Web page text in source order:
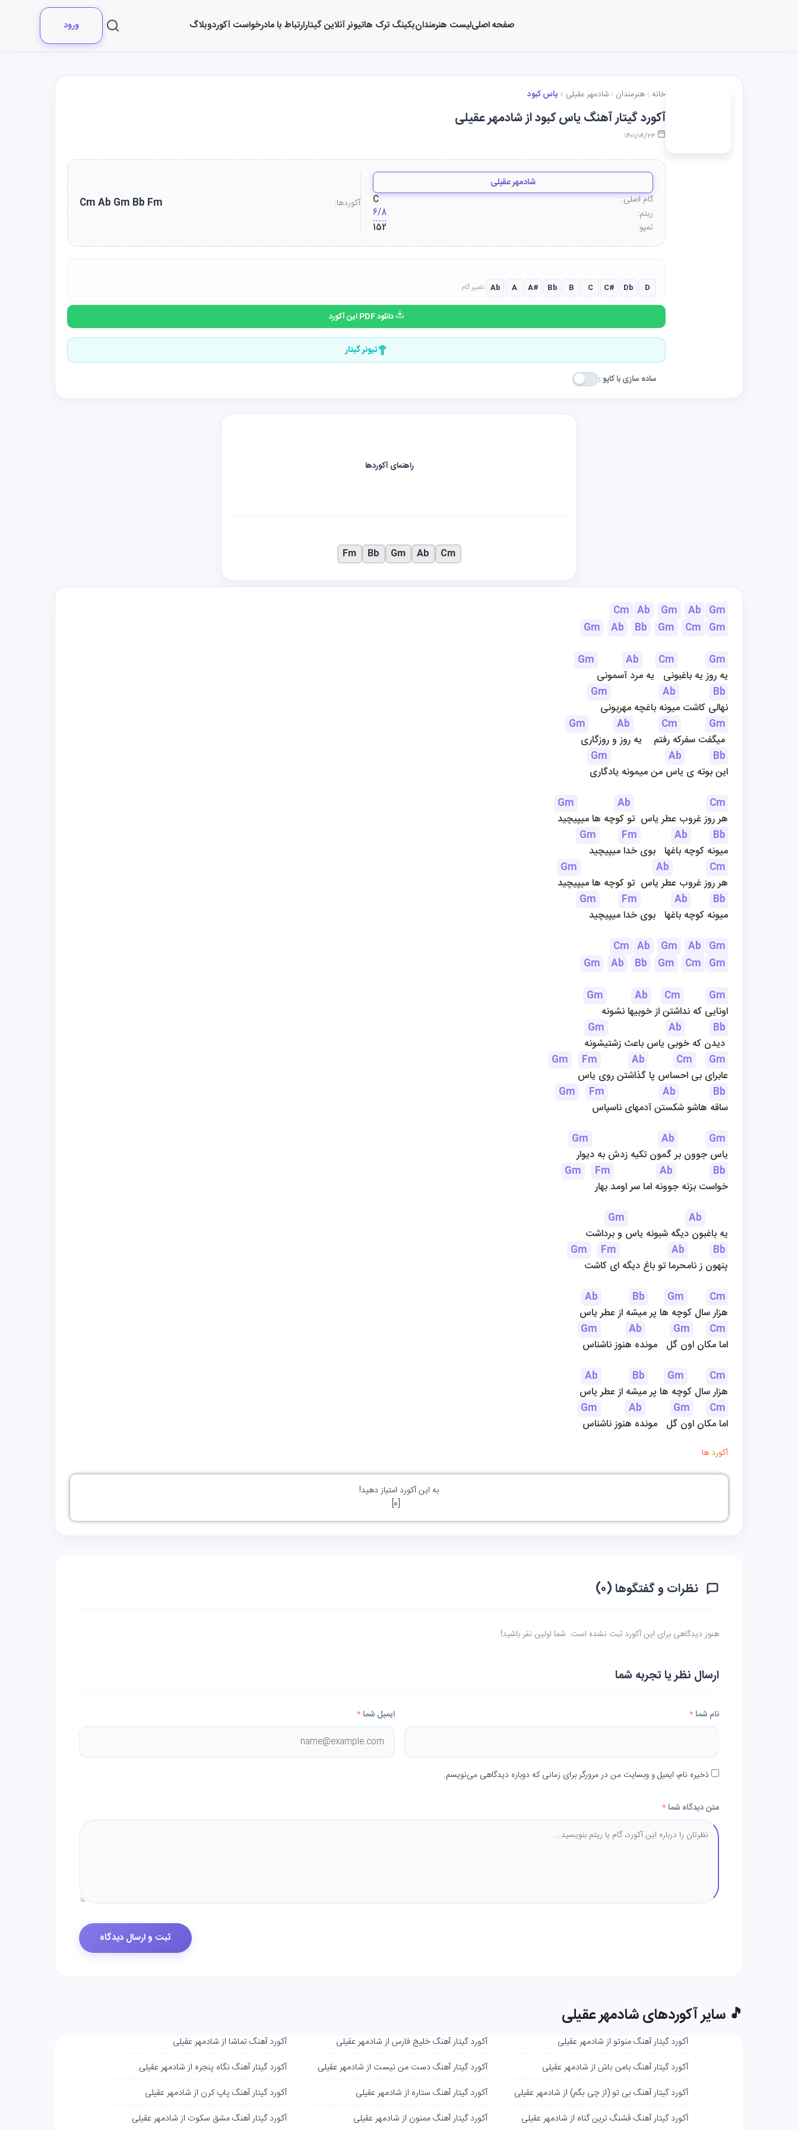
صفحه اصلیلیست هنرمندانبکینگ ترک هاتیونر آنلاین گیتارارتباط با مادرخواست آکوردوبلاگ ورود
خانه هنرمندان شادمهر عقیلی یاس کبود
آکورد گیتار آهنگ یاس کبود از شادمهر عقیلی
شادمهر عقیلی
گام اصلی:
C
ریتم:
6/8
تمپو:
152
آکوردها: Cm Ab Gm Bb Fm
تغییر گام: Ab A A# Bb B C C# Db D
دانلود PDF این آکورد
تیونر گیتار
ساده سازی با کاپو :
Cm Ab Gm Ab Gm
Gm
Ab Bb Gm Cm Gm
Gm
Ab Cm
Gm
یه روز یه باغبونی   یه مرد آسمونی
Gm
Ab
Bb
نهالی کاشت میونه باغچه مهربونی
Gm
Ab Cm
Gm
Gm
Ab
Bb
این بوته ی یاس من میمونه یادگاری
Gm
Ab
Cm
هر روز غروب عطر یاس  تو کوچه ها میپیچید
Gm
Fm Ab
Bb
میونه کوچه باغها   بوی خدا میپیچید
Gm
Ab
Cm
هر روز غروب عطر یاس  تو کوچه ها میپیچید
Gm
Fm Ab
Bb
میونه کوچه باغها   بوی خدا میپیچید
Cm Ab Gm Ab Gm
Gm
Ab Bb Gm Cm Gm
Gm
Ab Cm
Gm
اونایی که نداشتن از خوبیها نشونه
Gm
Ab
Bb
Gm
Fm Ab Cm
Gm
عابرای بی احساس پا گذاشتن روی یاس
Gm
Fm Ab
Bb
ساقه هاشو شکستن آدمهای ناسپاس
Gm
Ab
Gm
یاس جوون بر گمون تکیه زدش به دیوار
Gm
Fm Ab
Bb
خواست بزنه جوونه اما سر اومد بهار
Gm
Ab
یه باغبون دیگه شبونه یاس و برداشت
Gm
Fm Ab
Bb
پنهون ز نامحرما تو باغ دیگه ای کاشت
Ab
Bb Gm
Cm
هزار سال کوچه ها پر میشه از عطر یاس
Gm
Ab Gm
Cm
اما مکان اون گل   مونده هنوز ناشناس
Ab
Bb Gm
Cm
هزار سال کوچه ها پر میشه از عطر یاس
Gm
Ab Gm
Cm
اما مکان اون گل   مونده هنوز ناشناس
آکورد ها
به این آکورد امتیاز دهید!
[
0
]
راهنمای آکوردها
Cm
Ab
Gm
Bb
Fm
نظرات و گفتگوها (۰)
هنوز دیدگاهی برای این آکورد ثبت نشده است. شما اولین نفر باشید!
ارسال نظر یا تجربه شما
نام شما* ایمیل شما*
ذخیره نام، ایمیل و وبسایت من در مرورگر برای زمانی که دوباره دیدگاهی می‌نویسم.
متن دیدگاه شما*
🎵 سایر آکوردهای شادمهر عقیلی
آکورد گیتار آهنگ منوتو از شادمهر عقیلی
آکورد گیتار آهنگ بامن باش از شادمهر عقیلی
آکورد گیتار آهنگ بی تو (از چی بگم) از شادمهر عقیلی
آکورد گیتار آهنگ قشنگ‌ ترین گناه از شادمهر عقیلی
آکورد گیتار آهنگ خلیج فارس از شادمهر عقیلی
آکورد گیتار آهنگ دست من نیست از شادمهر عقیلی
آکورد گیتار آهنگ ستاره از شادمهر عقیلی
آکورد گیتار آهنگ ممنون از شادمهر عقیلی
آکورد آهنگ تماشا از شادمهر عقیلی
آکورد گیتار آهنگ نگاه پنجره از شادمهر عقیلی
آکورد گیتار آهنگ پاپ کرن از شادمهر عقیلی
آکورد گیتار آهنگ مشق سکوت از شادمهر عقیلی